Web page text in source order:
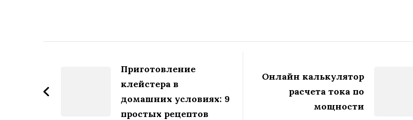
записям
Приготовление
клейстера в
домашних условиях: 9
простых рецептов
Онлайн калькулятор
расчета тока по
мощности